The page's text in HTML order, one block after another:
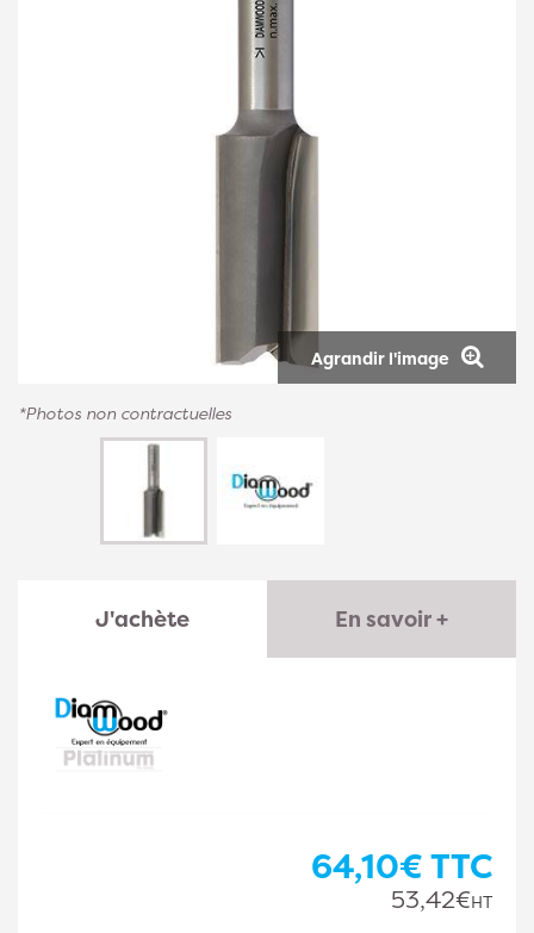
Agrandir l'image
*Photos non contractuelles
J'achète En savoir +
64,10€TTC
53,42€HT